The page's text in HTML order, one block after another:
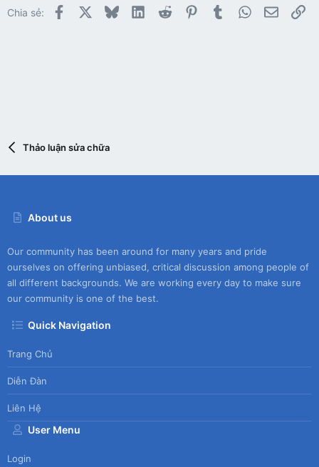
Chia sẻ: Facebook BlueskyLinkedInReddit PinterestTumblrWhatsApp
Email
Thảo luận sửa chữa
About us
Our community has been around for many years and pride
ourselves on offering unbiased, critical discussion among people of
all different backgrounds. We are working every day to make sure
our community is one of the best.
Quick Navigation
Trang Chủ
Diễn Đàn
Liên Hệ
User Menu
Login